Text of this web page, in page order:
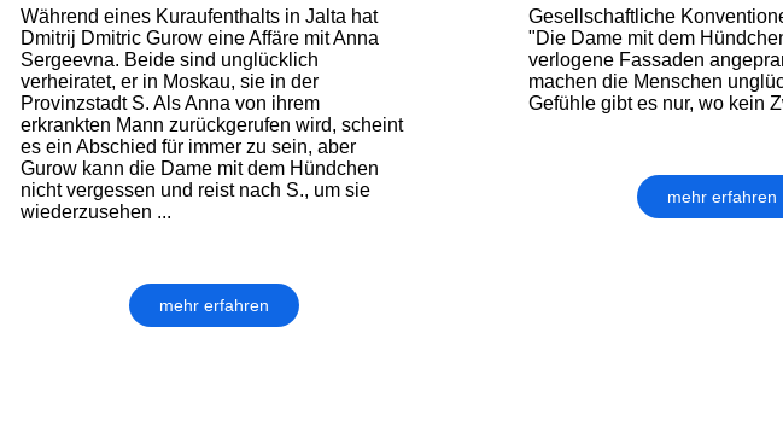
Während eines Kuraufenthalts in Jalta hat
Dmitrij Dmitric Gurow eine Affäre mit Anna
Sergeevna. Beide sind unglücklich
verheiratet, er in Moskau, sie in der
Provinzstadt S. Als Anna von ihrem
erkrankten Mann zurückgerufen wird, scheint
es ein Abschied für immer zu sein, aber
Gurow kann die Dame mit dem Hündchen
nicht vergessen und reist nach S., um sie
wiederzusehen ...
mehr erfahren
Gesellschaftliche
"Die Dame mit dem
verlogene Fassaden
machen die Menschen
Gefühle gibt es nur, wo kein
mehr erfahren